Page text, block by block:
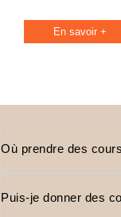
En savoir +
Où prendre des
Puis-je donner des